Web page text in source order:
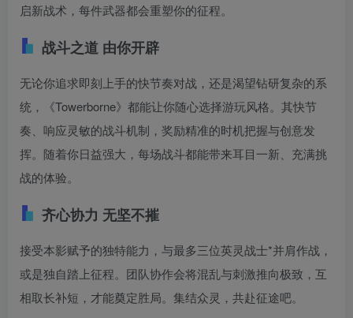
启新战术，每件武器都会重塑你的征程。
战斗之道 由你开辟
无论你追求即刻上手的快节奏对战，还是渴望钻研复杂的系
统，《Towerborne》都能让你随心选择游玩风格。其快节
奏、响应灵敏的战斗机制，奖励精准的时机把握与创意发
挥。随着你日益强大，每场战斗都能带来耳目一新、充满挑
战的体验。
齐心协力 无坚不摧
接受本影赋予的独特能力，与最多三位英灵战士*并肩作战，
或是独自踏上征程。团队协作会将混乱与刺激推向极致，互
相取长补短，才能奠定胜局。集结众灵，共赴征途吧。